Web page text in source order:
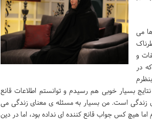
ها می
و
در
بسیار خوبی هم رسیدم و توانستم اطلاعات قانع
زندگی است. من بسیار به مسئله ی معنای زندگی می
هیچ کس جواب قانع کننده ای نداده بود، اما در دین